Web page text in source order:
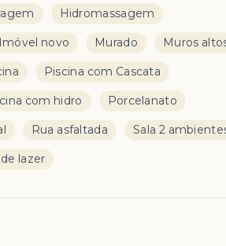
Hidromassagem
Imóvel novo Murado Muros
Piscina com Cascata
com hidro Porcelanato
Rua asfaltada Sala 2
lazer